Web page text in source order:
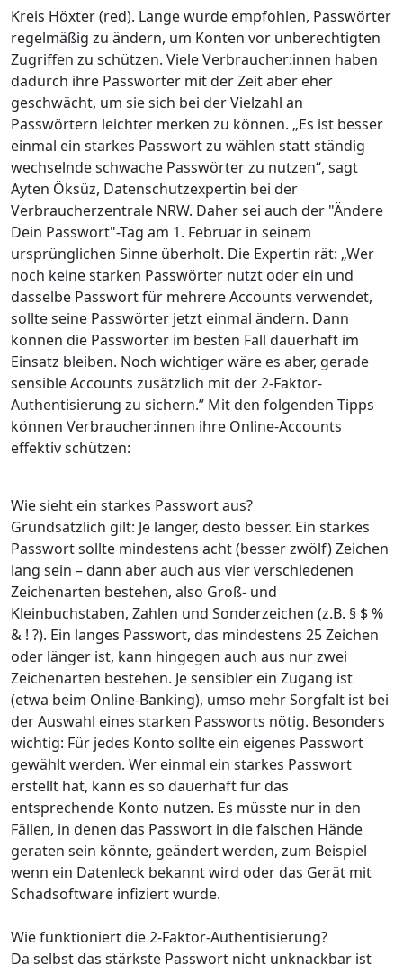
Kreis Höxter (red). Lange wurde empfohlen, Passwörter
regelmäßig zu ändern, um Konten vor unberechtigten
Zugriffen zu schützen. Viele Verbraucher:innen haben
dadurch ihre Passwörter mit der Zeit aber eher
geschwächt, um sie sich bei der Vielzahl an
Passwörtern leichter merken zu können. „Es ist besser
einmal ein starkes Passwort zu wählen statt ständig
wechselnde schwache Passwörter zu nutzen“, sagt
Ayten Öksüz, Datenschutzexpertin bei der
Verbraucherzentrale NRW. Daher sei auch der "Ändere
Dein Passwort"-Tag am 1. Februar in seinem
ursprünglichen Sinne überholt. Die Expertin rät: „Wer
noch keine starken Passwörter nutzt oder ein und
dasselbe Passwort für mehrere Accounts verwendet,
sollte seine Passwörter jetzt einmal ändern. Dann
können die Passwörter im besten Fall dauerhaft im
Einsatz bleiben. Noch wichtiger wäre es aber, gerade
sensible Accounts zusätzlich mit der 2-Faktor-
Authentisierung zu sichern.” Mit den folgenden Tipps
können Verbraucher:innen ihre Online-Accounts
effektiv schützen:
Wie sieht ein starkes Passwort aus?
Grundsätzlich gilt: Je länger, desto besser. Ein starkes
Passwort sollte mindestens acht (besser zwölf) Zeichen
lang sein – dann aber auch aus vier verschiedenen
Zeichenarten bestehen, also Groß- und
Kleinbuchstaben, Zahlen und Sonderzeichen (z.B. § $ %
& ! ?). Ein langes Passwort, das mindestens 25 Zeichen
oder länger ist, kann hingegen auch aus nur zwei
Zeichenarten bestehen. Je sensibler ein Zugang ist
(etwa beim Online-Banking), umso mehr Sorgfalt ist bei
der Auswahl eines starken Passworts nötig. Besonders
wichtig: Für jedes Konto sollte ein eigenes Passwort
gewählt werden. Wer einmal ein starkes Passwort
erstellt hat, kann es so dauerhaft für das
entsprechende Konto nutzen. Es müsste nur in den
Fällen, in denen das Passwort in die falschen Hände
geraten sein könnte, geändert werden, zum Beispiel
wenn ein Datenleck bekannt wird oder das Gerät mit
Schadsoftware infiziert wurde.
Wie funktioniert die 2-Faktor-Authentisierung?
Da selbst das stärkste Passwort nicht unknackbar ist